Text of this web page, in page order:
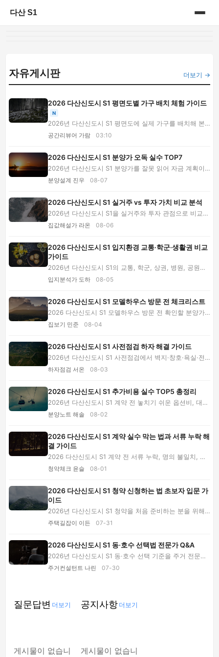
다산 S1
자유게시판
2026 다산신도시 S1 평면도별 가구 배치 체험 가이드
N
2026년 다산신도시 S1 평면도에 실제 가구를 배치해 본
후기입니다. 거실·주방·침실 동선, 수납, 발코니...
공간리뷰어 가람 03:10
2026 다산신도시 S1 분양가 오독 실수 TOP7
2026년 다산신도시 S1 분양가를 잘못 읽어 자금 계획이
틀어지는 대표 실패 사례 7가지를 살펴봅니다. ...
분양설계 진우 08-07
2026 다산신도시 S1 실거주 vs 투자 가치 비교 분석
2026년 다산신도시 S1을 실거주와 투자 관점으로 비교합
니다. 분양가와 자금 계획, 평면, 동·호수, 환금...
집값해설가 라온 08-06
2026 다산신도시 S1 입지환경 교통·학군·생활권 비교
가이드
2026년 다산신도시 S1의 교통, 학군, 상권, 병원, 공원과
분양가 적정성을 주거입지 전문가 Q&A로 분석...
입지분석가 도하 08-05
2026 다산신도시 S1 모델하우스 방문 전 체크리스트
2026 다산신도시 S1 모델하우스 방문 전 확인할 분양가,
기본 제공품, 유상옵션, 입지, 생활동선과 자금...
집보기 민준 08-04
2026 다산신도시 S1 사전점검 하자 해결 가이드
2026년 다산신도시 S1 사전점검에서 벽지·창호·욕실·전
기·스마트홈 하자를 찾고 정확히 접수하는 방법을...
하자점검 서온 08-03
2026 다산신도시 S1 추가비용 실수 TOP5 총정리
2026년 다산신도시 S1 계약 전 놓치기 쉬운 옵션비, 대출
이자, 취득세, 등기·이사비와 생활권 비용을 실...
분양노트 해솔 08-02
2026 다산신도시 S1 계약 실수 막는 법과 서류 누락 해
결 가이드
2026 다산신도시 S1 계약 전 서류 누락, 명의 불일치, 계
약금 이체 실패와 자금계획 오류를 예방하는 단...
청약체크 윤슬 08-01
2026 다산신도시 S1 청약 신청하는 법 초보자 입문 가
이드
2026년 다산신도시 S1 청약을 처음 준비하는 분을 위해
모집공고 읽는 법, 공급 유형, 신청 절차, 분양...
주택길잡이 이든 07-31
2026 다산신도시 S1 동·호수 선택법 전문가 Q&A
2026년 다산신도시 S1 동·호수 선택 기준을 주거 전문가
Q&A로 설명합니다. 일조·소음·조망·사생활·이동...
주거컨설턴트 나린 07-30
더보기 →
질문답변
게시물이 없습니
더보기 공지사항
게시물이 없습니
더보기